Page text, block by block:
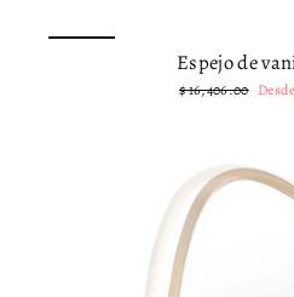
Espejo de
Precio
$ 16,406.00 Precio